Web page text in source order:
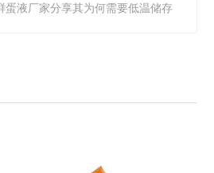
蛋液厂家分享其为何需要低温储存